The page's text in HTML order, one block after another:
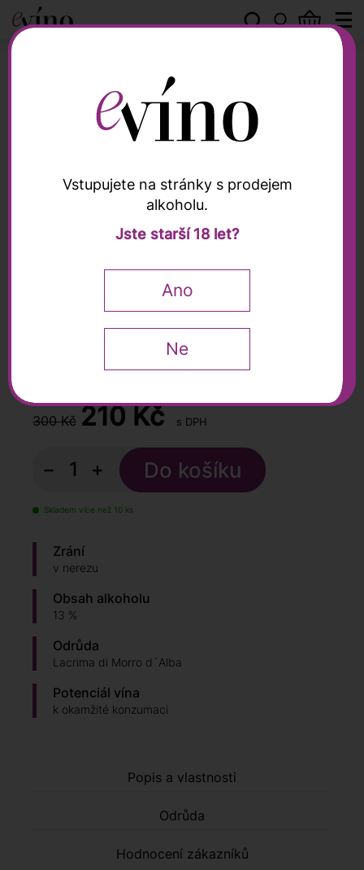
Lacrima di Morro d’Alba
"Fonte del Re" DOC
2023, Umani Ronchi,
300 Kč 210Kč s DPH
− +
Skladem více než 10 ks
Zrání
v nerezu
Obsah alkoholu
13 %
Odrůda
Lacrima di Morro d´Alba
Potenciál vína
k okamžité konzumaci
Popis a vlastnosti
Odrůda
Hodnocení zákazníků
Vstupujete na stránky s prodejem
alkoholu.
Jste starší 18 let?
Ano
Ne